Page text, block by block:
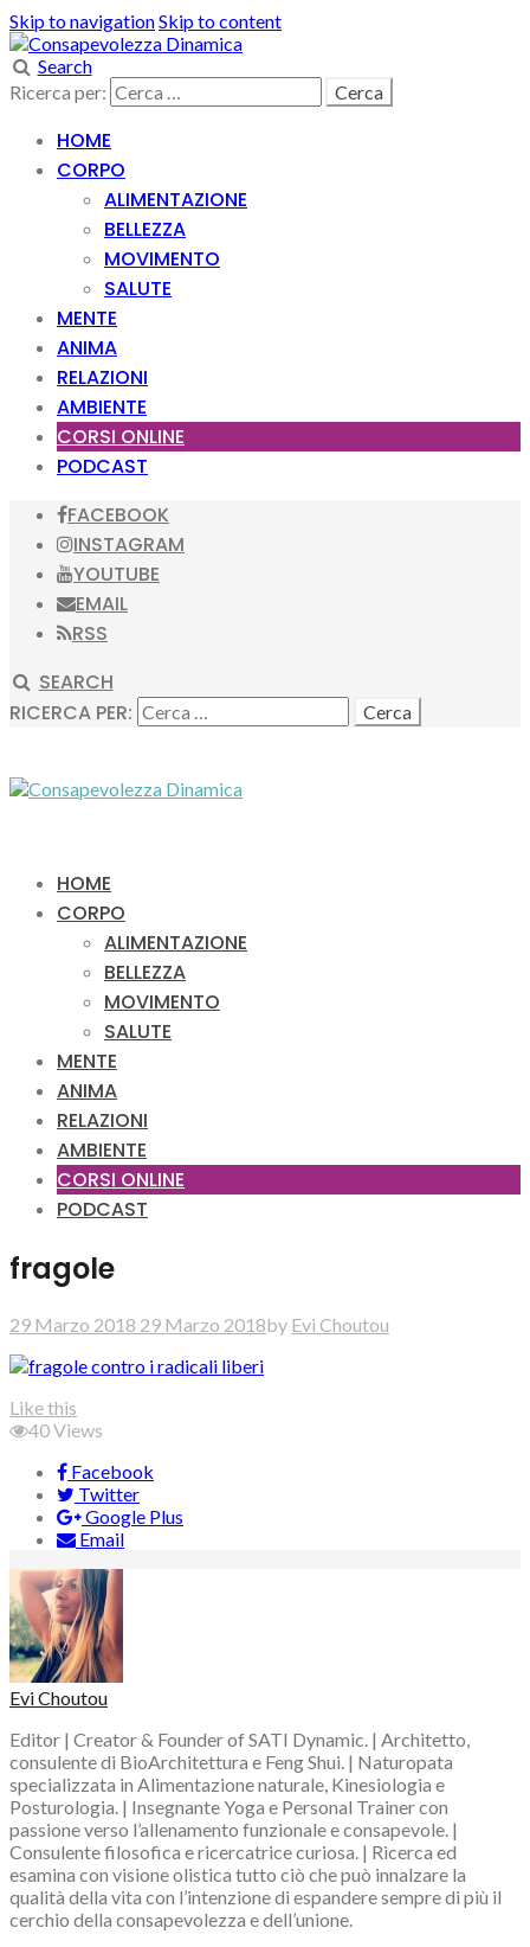
Skip to navigationSkip to content
Search
Ricerca per:
HOME
CORPO
ALIMENTAZIONE
BELLEZZA
MOVIMENTO
SALUTE
MENTE
ANIMA
RELAZIONI
AMBIENTE
CORSI ONLINE
PODCAST
FACEBOOK
INSTAGRAM
YOUTUBE
EMAIL
RSS
SEARCH
RICERCA PER:
HOME
CORPO
ALIMENTAZIONE
BELLEZZA
MOVIMENTO
SALUTE
MENTE
ANIMA
RELAZIONI
AMBIENTE
CORSI ONLINE
PODCAST
fragole
29 Marzo 2018 29 Marzo 2018by Evi Choutou
Like this
40Views
Facebook
Twitter
Google Plus
Email
Evi Choutou
Editor | Creator & Founder of SATI Dynamic. | Architetto,
consulente di BioArchitettura e Feng Shui. | Naturopata
specializzata in Alimentazione naturale, Kinesiologia e
Posturologia. | Insegnante Yoga e Personal Trainer con
passione verso l’allenamento funzionale e consapevole. |
Consulente filosofica e ricercatrice curiosa. | Ricerca ed
esamina con visione olistica tutto ciò che può innalzare la
qualità della vita con l’intenzione di espandere sempre di più il
cerchio della consapevolezza e dell’unione.